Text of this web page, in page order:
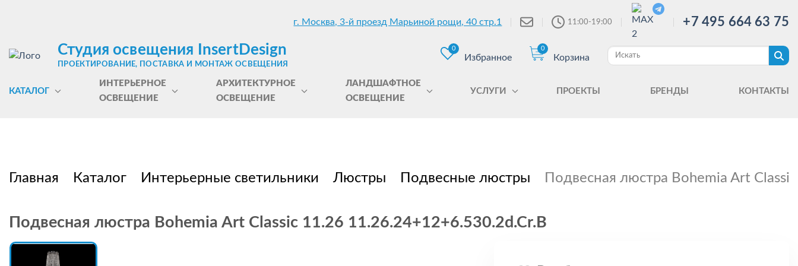
г. Москва, 3-й проезд Марьиной рощи, 40 стр.1 11:00-19:00 +7 495 664 63 75
Студия освещения InsertDesign
ПРОЕКТИРОВАНИЕ, ПОСТАВКА И МОНТАЖ ОСВЕЩЕНИЯ
0
Избранное
0
Корзина
КАТАЛОГ
ИНТЕРЬЕРНОЕ
ОСВЕЩЕНИЕ
АРХИТЕКТУРНОЕ
ОСВЕЩЕНИЕ
ЛАНДШАФТНОЕ
ОСВЕЩЕНИЕ
УСЛУГИ ПРОЕКТЫ БРЕНДЫ КОНТАКТЫ
Главная Каталог Интерьерные светильники Люстры Подвесные люстры Подвесная люстра Bohemia Art
Подвесная люстра Bohemia Art Classic 11.26 11.26.24+12+6.530.2d.Cr.B